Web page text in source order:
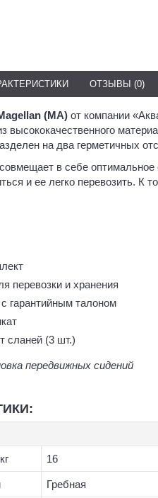
ОТЗЫВЫ (0)
(MA) от компании
высококачественного
на два герметичных
совмещает в себе оптимальное
и ее легко перевозить. К
перевозки и хранения
с гарантийным талоном
сланей (3 шт.)
передвижных сидений
16
Гребная